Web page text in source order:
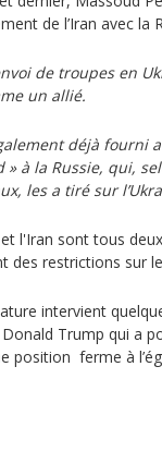
de l’Iran avec la
de troupes en
un allié.
déjà fourni
» à la Russie, qui,
les a tiré sur
et l'Iran sont tous
des restrictions sur
intervient
Trump qui a
position ferme à